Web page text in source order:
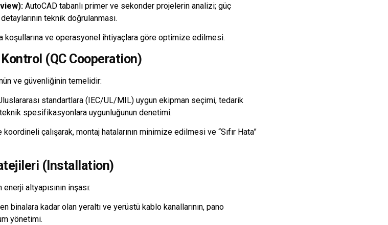
AutoCAD tabanlı primer ve sekonder projelerin analizi; güç
teknik doğrulanması.
koşullarına ve operasyonel ihtiyaçlara göre optimize edilmesi.
(QC Cooperation)
ve güvenliğinin temelidir:
standartlara (IEC/UL/MIL) uygun ekipman seçimi, tedarik
spesifikasyonlara uygunluğunun denetimi.
çalışarak, montaj hatalarının minimize edilmesi ve “Sıfır Hata”
(Installation)
altyapısının inşası:
binalara kadar olan yeraltı ve yerüstü kablo kanallarının, pano
yönetimi.